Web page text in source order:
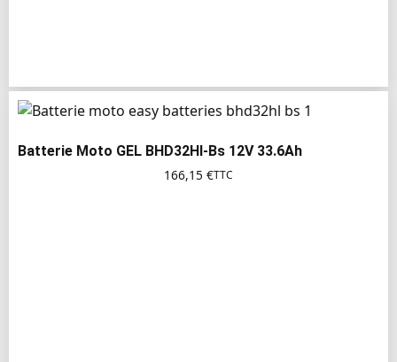
Batterie Moto GEL BHD32Hl-Bs 12V 33.6Ah
166,15 €TTC